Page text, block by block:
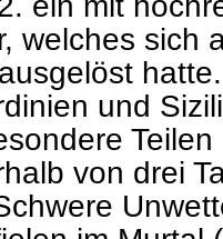
welches sich
und
von drei